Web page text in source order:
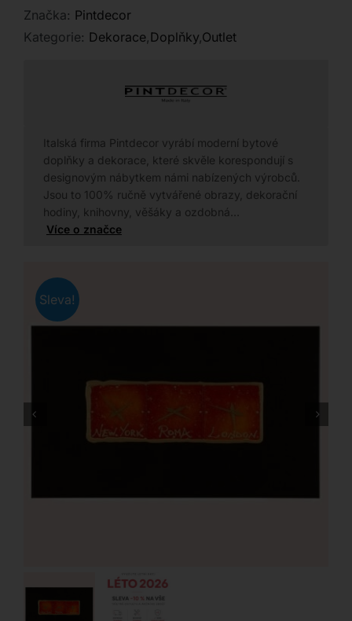
Sleva!
Značka: Pintdecor
Kategorie: Dekorace,Doplňky,Outlet
Italská firma Pintdecor vyrábí moderní bytové
doplňky a dekorace, které skvěle korespondují s
designovým nábytkem námi nabízených výrobců.
Jsou to 100% ručně vytvářené obrazy, dekorační
hodiny, knihovny, věšáky a ozdobná…
Více o značce